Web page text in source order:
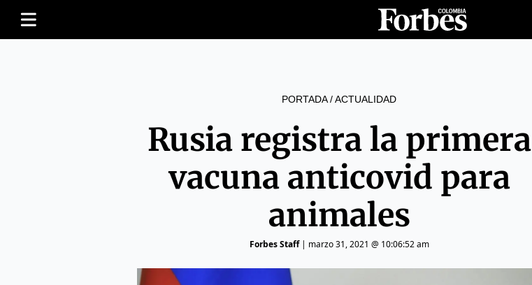
PORTADA/ACTUALIDAD
Rusia registra la primera
vacuna anticovid para
animales
Forbes Staff| marzo 31, 2021 @ 10:06:52 am